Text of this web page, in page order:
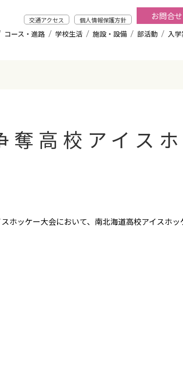
交通アクセス 個人情報保護方針 お問合
コース・進路 学校生活 施設・設備 部活動 入学
高校アイスホ
ホッケー大会において、南北海道高校アイスホッ